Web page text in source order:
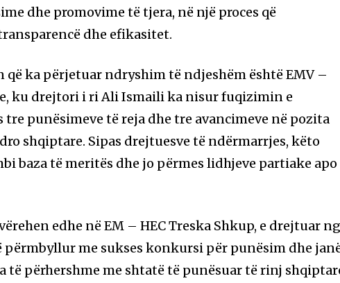
dhe promovime të tjera, në një proces që
dhe efikasitet.
ka përjetuar ndryshim të ndjeshëm është EMV –
ku drejtori i ri Ali Ismaili ka nisur fuqizimin e
tre punësimeve të reja dhe tre avancimeve në pozita
shqiptare. Sipas drejtuesve të ndërmarrjes, këto
baza të meritës dhe jo përmes lidhjeve partiake apo
edhe në EM – HEC Treska Shkup, e drejtuar
me sukses konkursi për punësim dhe
përhershme me shtatë të punësuar të rinj